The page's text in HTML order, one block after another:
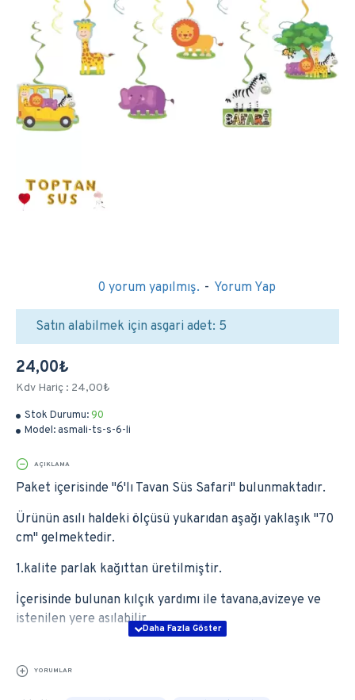
Stok Durumu: 90
Model:asmali-ts-s-6-li
0 yorum yapılmış. - Yorum Yap
24,00₺
Kdv Hariç : 24,00₺
Satın alabilmek için asgari adet: 5
AÇIKLAMA
Paket içerisinde ''6'lı Tavan Süs Safari'' bulunmaktadır.
Ürünün asılı haldeki ölçüsü yukarıdan aşağı yaklaşık ''70
cm'' gelmektedir.
1.kalite parlak kağıttan üretilmiştir.
İçerisinde bulunan kılçık yardımı ile tavana,avizeye ve
istenilen yere asılabilir.
YORUMLAR